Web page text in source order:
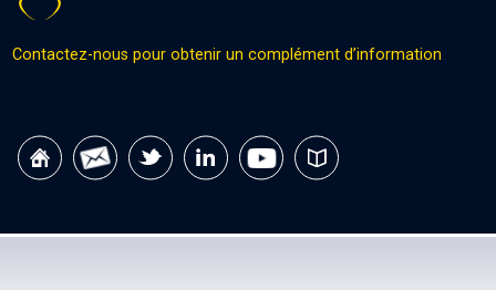
Contactez-nous pour obtenir un complément d’information